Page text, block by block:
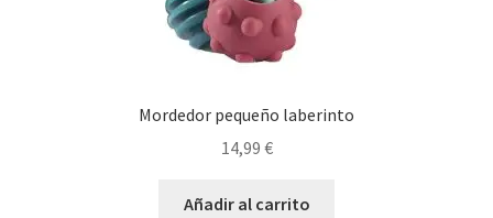
Mordedor pequeño laberinto
14,99 €
Añadir al carrito